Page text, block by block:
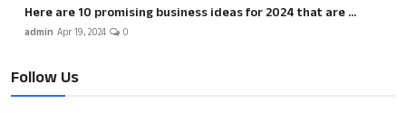
Here are 10 promising business ideas for 2024 that are ...
admin Apr 19, 2024 0
Follow Us